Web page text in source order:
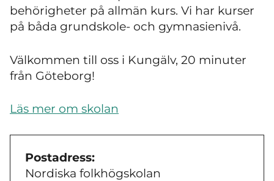
behörigheter på allmän kurs. Vi har kurser
på båda grundskole- och gymnasienivå.
Välkommen till oss i Kungälv, 20 minuter
från Göteborg!
Läs mer om skolan
Postadress:
Nordiska folkhögskolan